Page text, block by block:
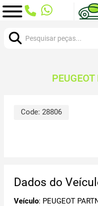
PEUGEOT
Code: 28806
Dados do
Veículo: PEUGEOT